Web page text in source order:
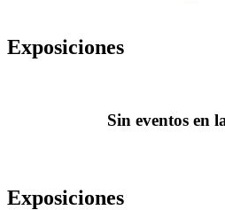
Exposiciones
Sin eventos en
Exposiciones